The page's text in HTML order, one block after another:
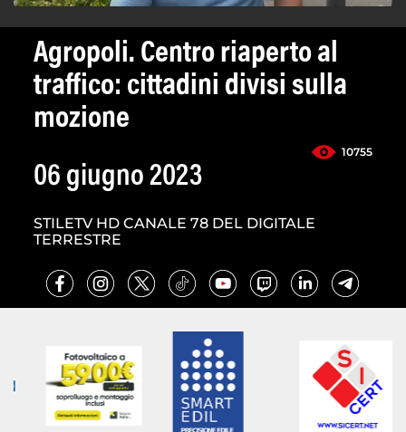
Agropoli. Centro riaperto al
traffico: cittadini divisi sulla
mozione
10755
06 giugno 2023
STILETV HD CANALE 78 DEL DIGITALE
TERRESTRE